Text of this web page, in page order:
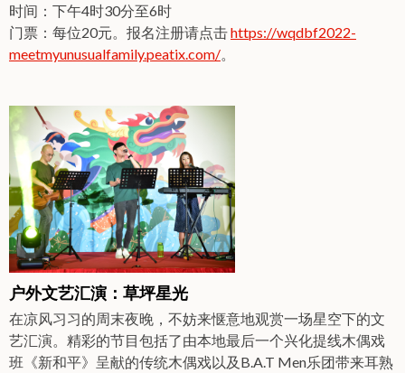
时间：下午4时30分至6时
门票：每位20元。报名注册请点击https://wqdbf2022-
meetmyunusualfamily.peatix.com/
户外文艺汇演：草坪星光
在凉风习习的周末夜晚，不妨来惬意地观赏一场星空下的文
艺汇演。精彩的节目包括了由本地最后一个兴化提线木偶戏
班《新和平》呈献的传统木偶戏以及B.A.T Men乐团带来耳熟